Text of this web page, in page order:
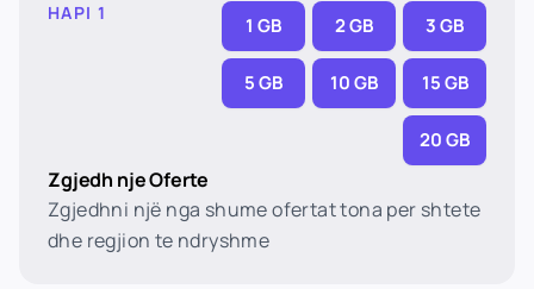
HAPI 1
1 GB 2 GB 3 GB
5 GB 10 GB 15 GB
20 GB
Zgjedh nje Oferte
Zgjedhni një nga shume ofertat tona per shtete
dhe regjion te ndryshme